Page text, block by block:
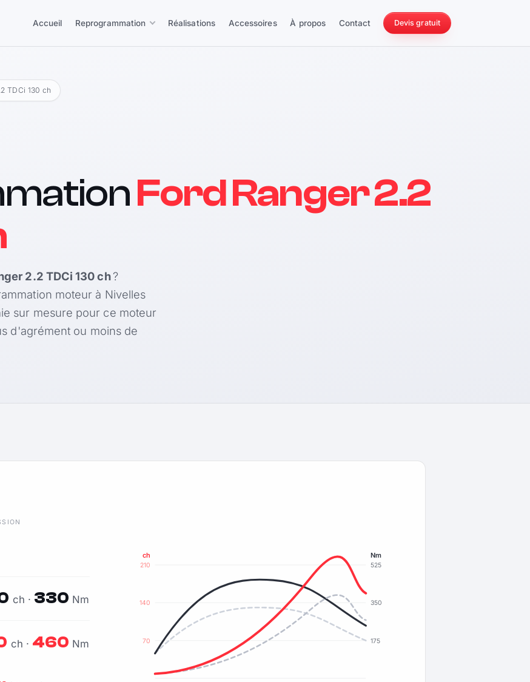
Accueil Reprogrammation Réalisations Accessoires À propos Contact Devis gratuit
228 Nm
TDCi 130 ch
Ford Ranger 2.2
2.2 TDCi 130 ch?
moteur à Nivelles
sur mesure pour ce moteur
d'agrément ou moins de
ch · 330 Nm
ch · 460 Nm 70
140
210
175
350
525
ch Nm